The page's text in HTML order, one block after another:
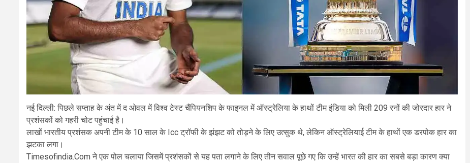
नई दिल्ली: पिछले सप्ताह के अंत में द ओवल में विश्व टेस्ट चैंपियनशिप के फाइनल में ऑस्ट्रेलिया के हाथों टीम इंडिया को मिली 209 रनों की जोरदार हार ने
प्रशंसकों को गहरी चोट पहुंचाई है।
लाखों भारतीय प्रशंसक अपनी टीम के 10 साल के Icc ट्रॉफी के झंझट को तोड़ने के लिए उत्सुक थे, लेकिन ऑस्ट्रेलियाई टीम के हाथों एक डरपोक हार का
झटका लगा।
Timesofindia.Com ने एक पोल चलाया जिसमें प्रशंसकों से यह पता लगाने के लिए तीन सवाल पूछे गए कि उन्हें भारत की हार का सबसे बड़ा कारण क्या